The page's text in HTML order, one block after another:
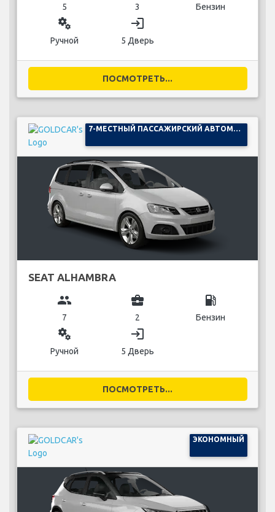
5 3 Бензин
miscellaneous_services
Ручной
login
5 Дверь
ПОСМОТРЕТЬ...
7-МЕСТНЫЙ ПАССАЖИРСКИЙ АВТОМОБИЛЬ
SEAT ALHAMBRA
group
7
business_center
2
local_gas_station
Бензин
miscellaneous_services
Ручной
login
5 Дверь
ПОСМОТРЕТЬ...
ЭКОНОМНЫЙ